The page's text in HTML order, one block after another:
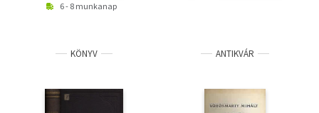
6 - 8 munkanap
KÖNYV ANTIKVÁR